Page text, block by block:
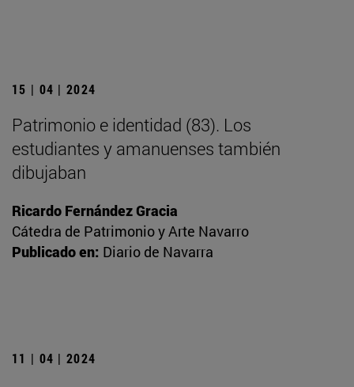
15 | 04 | 2024
Patrimonio e identidad (83). Los
estudiantes y amanuenses también
dibujaban
Ricardo Fernández Gracia
Cátedra de Patrimonio y Arte Navarro
Publicado en: Diario de Navarra
11 | 04 | 2024